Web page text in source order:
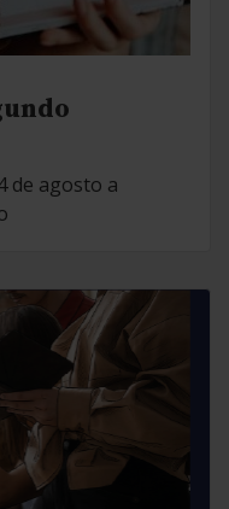
de agosto a